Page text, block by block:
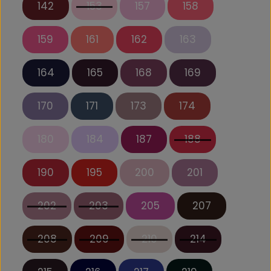
142 153 157 158
159 161 162 163
164 165 168 169
170 171 173 174
180 184 187 188
190 195 200 201
202 203 205 207
208 209 210 214